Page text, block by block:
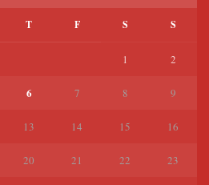
T F S S
1 2
6 7 8 9
13 14 15 16
20 21 22 23